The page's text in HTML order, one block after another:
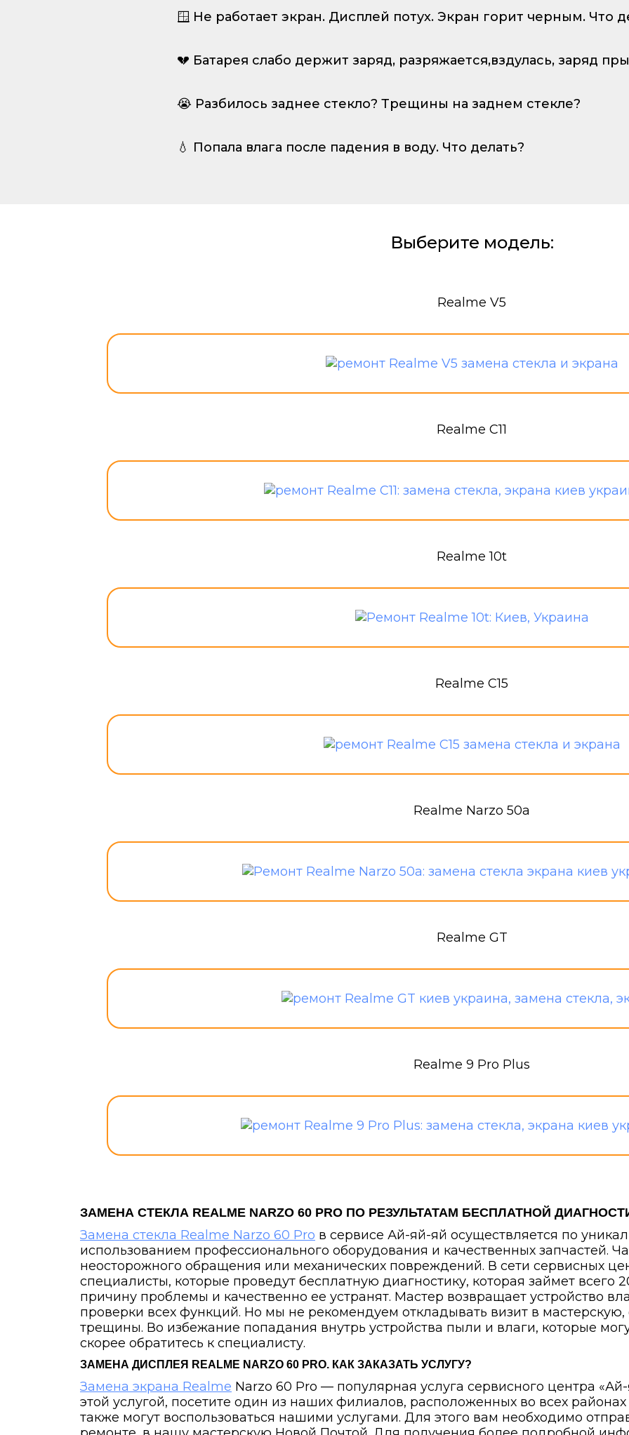
🪟 Не работает экран. Дисплей потух. Экран горит черным. Что
💔 Батарея слабо держит заряд, разряжается,вздулась, заряд
😭 Разбилось заднее стекло? Трещины на заднем стекле?
💧 Попала влага после падения в воду. Что делать?
Выберите модель:
Realme V5
Realme C11
Realme 10t
Realme C15
Realme Narzo 50a
Realme GT
Realme 9 Pro Plus
ЗАМЕНА СТЕКЛА REALME NARZO 60 PRO ПО РЕЗУЛЬТАТАМ БЕСПЛАТНОЙ
Замена стекла Realme Narzo 60 Pro в сервисе Ай-яй-яй осуществляется по
использованием профессионального оборудования и качественных запчастей.
неосторожного обращения или механических повреждений. В сети сервисных
специалисты, которые проведут бесплатную диагностику, которая займет всего
причину проблемы и качественно ее устранят. Мастер возвращает устройство
проверки всех функций. Но мы не рекомендуем откладывать визит в
трещины. Во избежание попадания внутрь устройства пыли и влаги, которые
скорее обратитесь к специалисту.
ЗАМЕНА ДИСПЛЕЯ REALME NARZO 60 PRO. КАК ЗАКАЗАТЬ УСЛУГУ?
Замена экрана Realme Narzo 60 Pro — популярная услуга сервисного центра
этой услугой, посетите один из наших филиалов, расположенных во всех
также могут воспользоваться нашими услугами. Для этого вам необходимо